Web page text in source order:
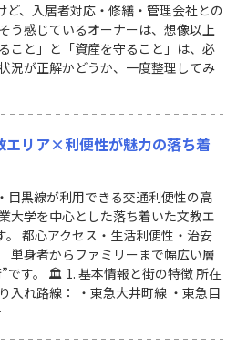
ど、入居者対応・修繕・管理会社との
う感じているオーナーは、想像以上
こと」と「資産を守ること」は、必
況が正解かどうか、一度整理してみ
エリア×利便性が魅力の落ち着
目黒線が利用できる交通利便性の高
大学を中心とした落ち着いた文教エ
。 都心アクセス・生活利便性・治安
単身者からファミリーまで幅広い層
です。 🏛 1. 基本情報と街の特徴 所在
入れ路線： ・東急大井町線 ・東急目